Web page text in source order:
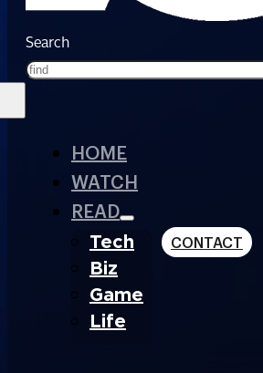
Search
HOME
WATCH
READ
Tech
Biz
Game
Life
CONTACT